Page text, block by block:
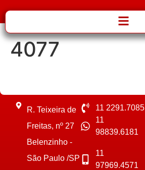
4077
R. Teixeira de
Freitas, nº 27
Belenzinho -
São Paulo /SP
11 2291.7085
11
98839.6181
11
97969.4571